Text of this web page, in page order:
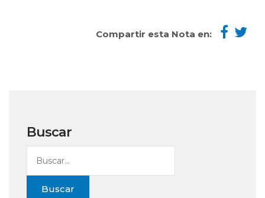
Compartir esta Nota en:
Buscar
Buscar